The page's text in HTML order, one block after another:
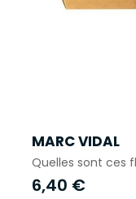
MARC VIDAL
Quelles sont ces
6,40 €